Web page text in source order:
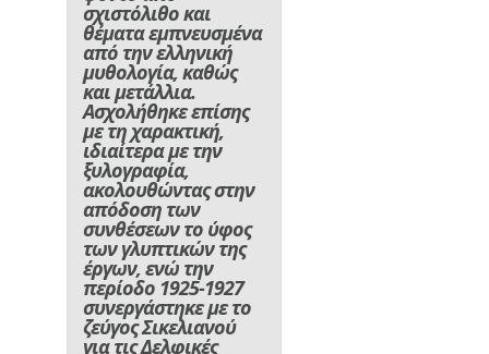
σχιστόλιθο και
θέματα εμπνευσμένα
από την ελληνική
μυθολογία, καθώς
και μετάλλια.
Ασχολήθηκε επίσης
με τη χαρακτική,
ιδιαίτερα με την
ξυλογραφία,
ακολουθώντας στην
απόδοση των
συνθέσεων το ύφος
των γλυπτικών της
έργων, ενώ την
περίοδο 1925-1927
συνεργάστηκε με το
ζεύγος Σικελιανού
για τις Δελφικές